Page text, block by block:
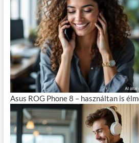
Asus ROG Phone 8 – használtan is